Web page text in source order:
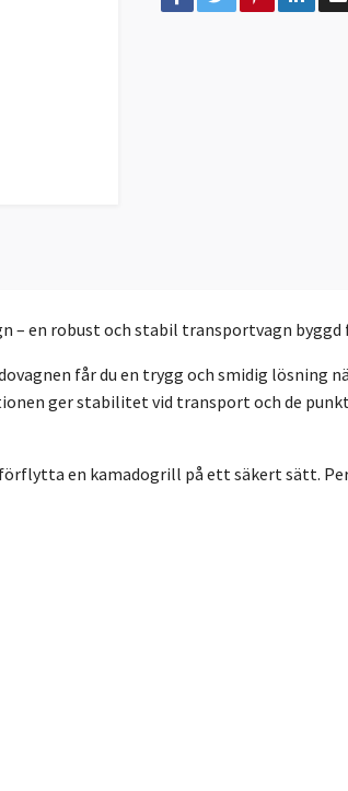
– en robust och stabil transportvagn
får du en trygg och smidig lösning
ger stabilitet vid transport och de
en kamadogrill på ett säkert sätt.